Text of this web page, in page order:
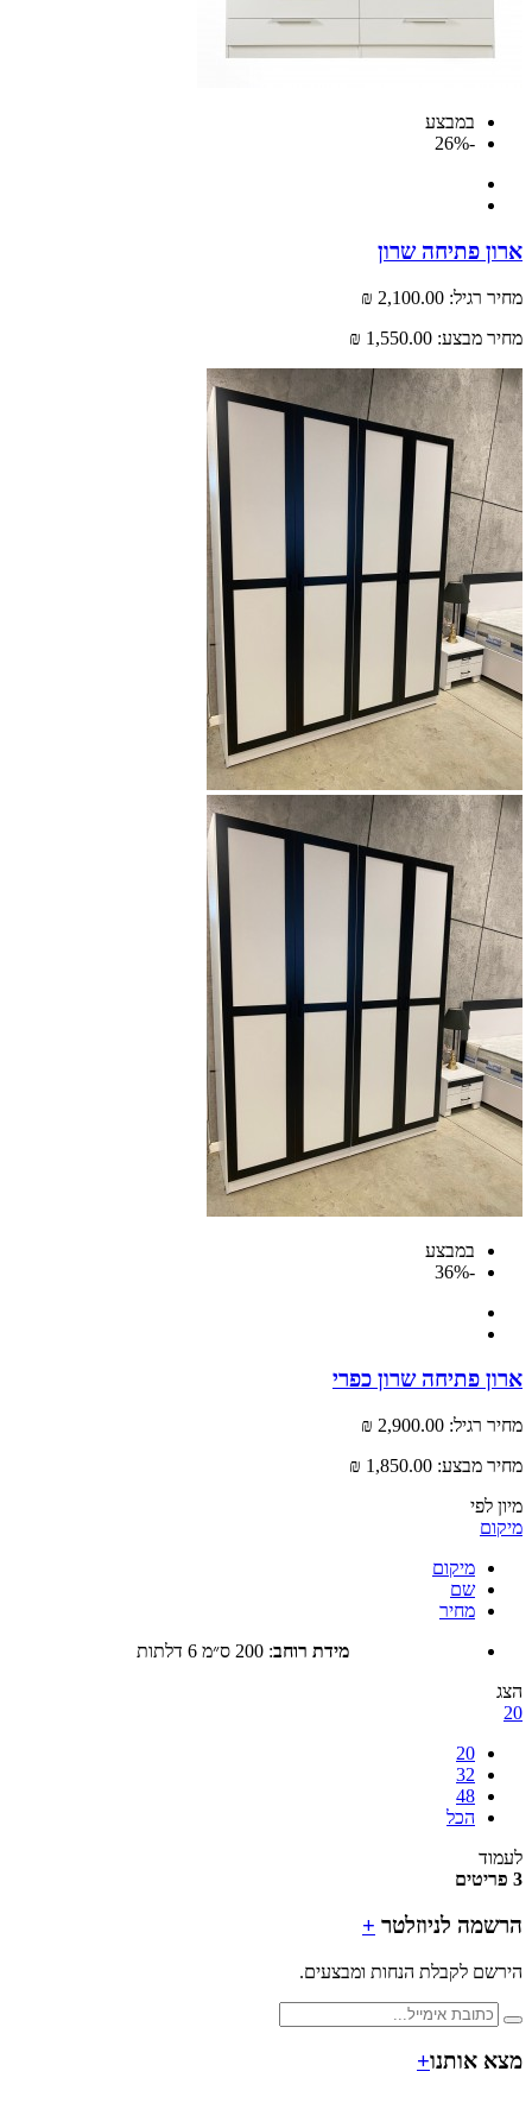
במבצע
פתיחה שרון
רגיל: 2,100.00 ₪
מבצע: 1,550.00 ₪
במבצע
פתיחה שרון כפרי
רגיל: 2,900.00 ₪
מבצע: 1,850.00 ₪
מיקום
שם
מחיר
מידת רוחב :200 ס״מ 6 דלתות
הכל
לניוזלטר+
לקבלת הנחות ומבצעים.
אותנו+